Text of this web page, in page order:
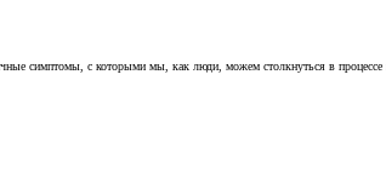
симптомы, с которыми мы, как люди, можем столкнуться в